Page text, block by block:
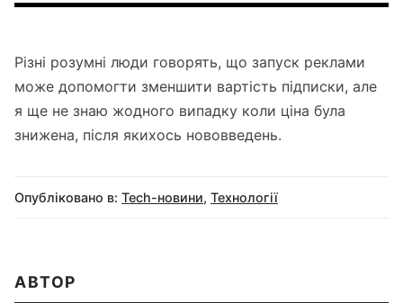
Різні розумні люди говорять, що запуск реклами
може допомогти зменшити вартість підписки, але
я ще не знаю жодного випадку коли ціна була
знижена, після якихось нововведень.
Опубліковано в: Tech-новини, Технології
АВТОР